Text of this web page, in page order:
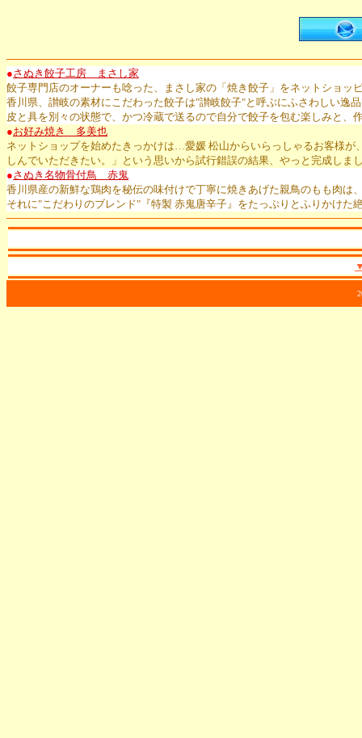
●さぬき餃子工房 まさし家
餃子専門店のオーナーも唸った、まさし家の「焼き餃子」をネットショッ
香川県、讃岐の素材にこだわった餃子は"讃岐餃子"と呼ぶにふさわしい逸
皮と具を別々の状態で、かつ冷蔵で送るので自分で餃子を包む楽しみと
●お好み焼き 多美也
ネットショップを始めたきっかけは…愛媛 松山からいらっしゃるお客様
しんでいただきたい。」という思いから試行錯誤の結果、やっと完成しま
●さぬき名物骨付鳥 赤鬼
香川県産の新鮮な鶏肉を秘伝の味付けで丁寧に焼きあげた親鳥のもも肉
それに"こだわりのブレンド"『特製 赤鬼唐辛子』をたっぷりとふりかけた